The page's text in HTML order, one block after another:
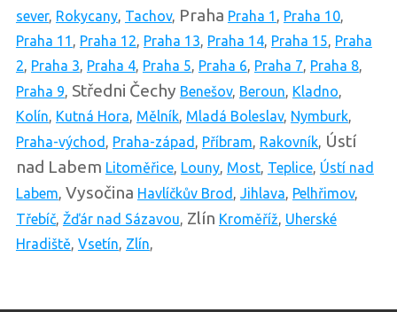
sever, Rokycany, Tachov, Praha Praha 1 , Praha 10,
Praha 11 , Praha 12, Praha 13, Praha 14, Praha 15, Praha
2, Praha 3, Praha 4, Praha 5, Praha 6, Praha 7, Praha 8,
Praha 9, Středni Čechy Benešov, Beroun, Kladno,
Kolín, Kutná Hora, Mělník, Mladá Boleslav, Nymburk,
Praha-východ , Praha-západ , Příbram, Rakovník, Ústí
nad Labem Litoměřice, Louny, Most, Teplice, Ústí nad
Labem, Vysočina Havlíčkův Brod , Jihlava, Pelhřimov,
Třebíč, Žďár nad Sázavou, Zlín Kroměříž, Uherské
Hradiště, Vsetín, Zlín,